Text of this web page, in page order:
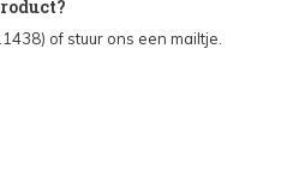
of stuur ons een mailtje.